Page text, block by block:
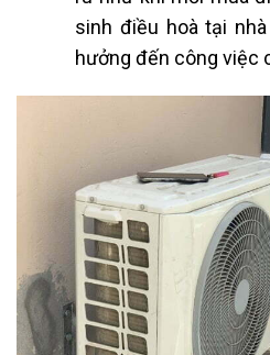
sinh điều hoà tại
hưởng đến công việc